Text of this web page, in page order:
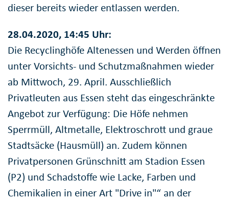
dieser bereits wieder entlassen werden.
28.04.2020, 14:45 Uhr:
Die Recyclinghöfe Altenessen und Werden öffnen
unter Vorsichts- und Schutzmaßnahmen wieder
ab Mittwoch, 29. April. Ausschließlich
Privatleuten aus Essen steht das eingeschränkte
Angebot zur Verfügung: Die Höfe nehmen
Sperrmüll, Altmetalle, Elektroschrott und graue
Stadtsäcke (Hausmüll) an. Zudem können
Privatpersonen Grünschnitt am Stadion Essen
(P2) und Schadstoffe wie Lacke, Farben und
Chemikalien in einer Art "Drive in"“ an der